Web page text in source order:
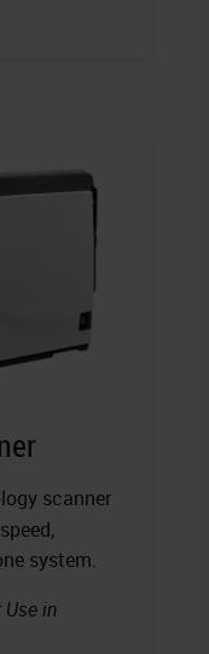
scanner
system.
in